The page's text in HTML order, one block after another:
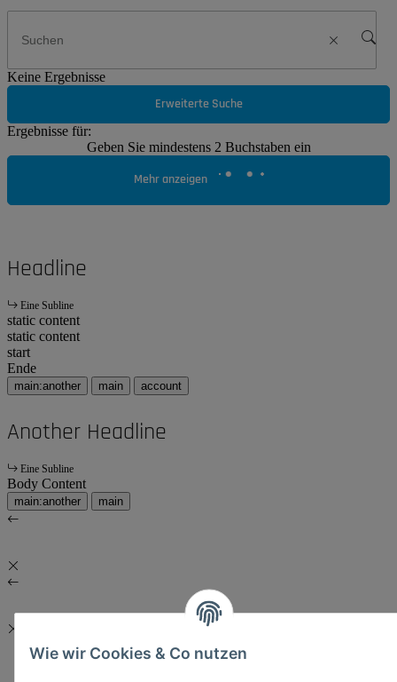
Wie wir Cookies & Co nutzen
Keine Ergebnisse
Erweiterte Suche
Ergebnisse für:
Geben Sie mindestens 2 Buchstaben ein
Mehr anzeigen
Headline
Eine Subline
static content
static content
start
Ende
main:another main account
Another Headline
Eine Subline
Body Content
main:another main